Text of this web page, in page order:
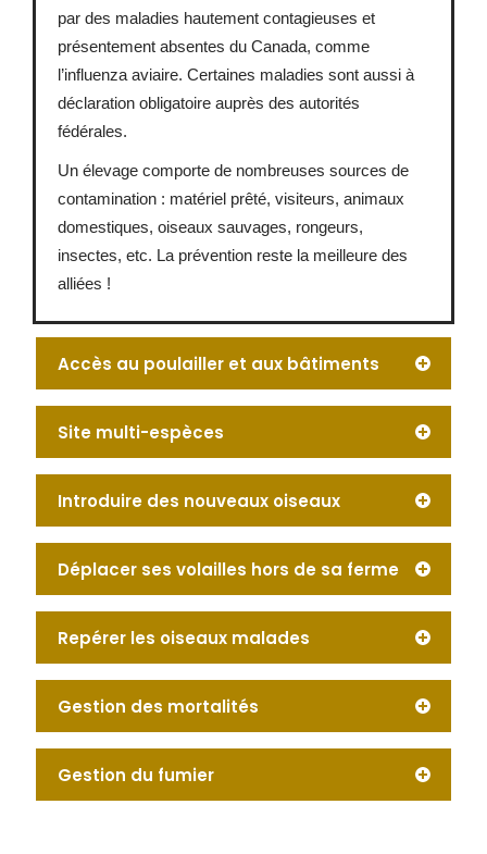
par des maladies hautement contagieuses et
présentement absentes du Canada, comme
l’influenza aviaire. Certaines maladies sont aussi à
déclaration obligatoire auprès des autorités
fédérales.
Un élevage comporte de nombreuses sources de
contamination : matériel prêté, visiteurs, animaux
domestiques, oiseaux sauvages, rongeurs,
insectes, etc. La prévention reste la meilleure des
alliées !
Accès au poulailler et aux bâtiments
Site multi-espèces
Introduire des nouveaux oiseaux
Déplacer ses volailles hors de sa ferme
Repérer les oiseaux malades
Gestion des mortalités
Gestion du fumier